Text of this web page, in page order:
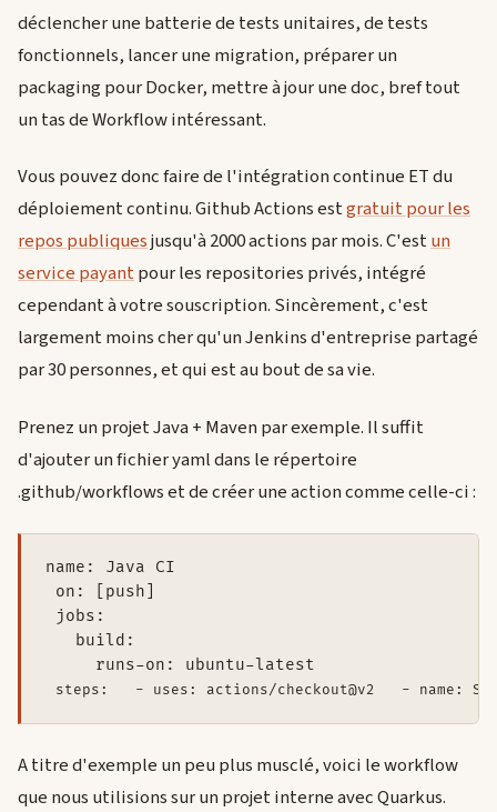
déclencher une batterie de tests unitaires, de tests
fonctionnels, lancer une migration, préparer un
packaging pour Docker, mettre à jour une doc, bref tout
un tas de Workflow intéressant.
Vous pouvez donc faire de l'intégration continue ET du
déploiement continu. Github Actions estgratuit pour les
repos publiquesjusqu'à 2000 actions par mois. C'estun
service payantpour les repositories privés, intégré
cependant à votre souscription. Sincèrement, c'est
largement moins cher qu'un Jenkins d'entreprise partagé
par 30 personnes, et qui est au bout de sa vie.
Prenez un projet Java + Maven par exemple. Il suffit
d'ajouter un fichier yaml dans le répertoire
.github/workflows et de créer une action comme celle-ci :
name: Java CI
on: [push]
jobs:
   build:
     runs-on: ubuntu-latest
steps:   - uses: actions/checkout@v2   - name:
A titre d'exemple un peu plus musclé, voici le workflow
que nous utilisions sur un projet interne avec Quarkus.